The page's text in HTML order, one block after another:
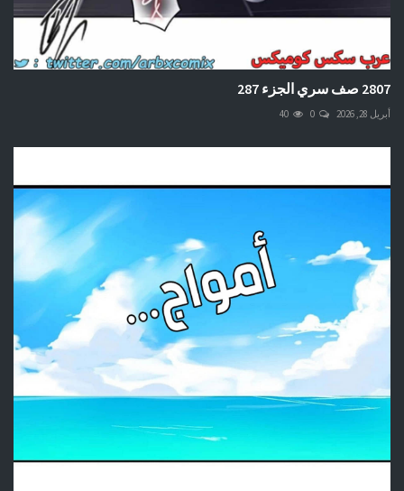
2807 صف سري الجزء 287
أبريل 28, 2026 0
40